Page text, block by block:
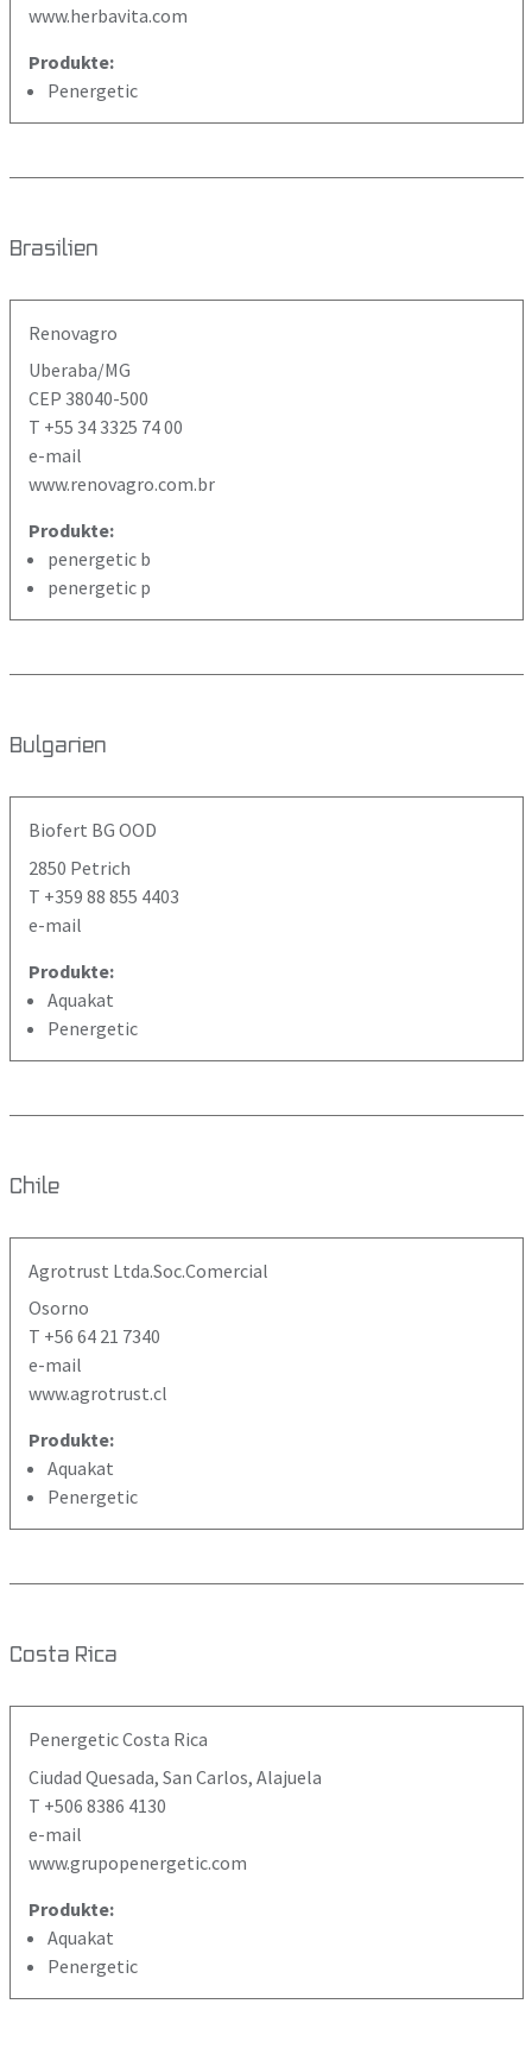
www.herbavita.com
Produkte:
Penergetic
Brasilien
Renovagro
Uberaba/MG
CEP 38040-500
T +55 34 3325 74 00
e-mail
www.renovagro.com.br
Produkte:
penergetic b
penergetic p
Bulgarien
Biofert BG OOD
2850 Petrich
T +359 88 855 4403
e-mail
Produkte:
Aquakat
Penergetic
Chile
Agrotrust Ltda.Soc.Comercial
Osorno
T +56 64 21 7340
e-mail
www.agrotrust.cl
Produkte:
Aquakat
Penergetic
Costa Rica
Penergetic Costa Rica
Ciudad Quesada, San Carlos, Alajuela
T +506 8386 4130
e-mail
www.grupopenergetic.com
Produkte:
Aquakat
Penergetic